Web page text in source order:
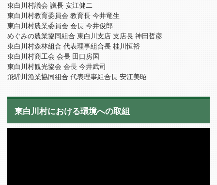
東白川村議会 議長 安江健二
東白川村教育委員会 教育長 今井竜生
東白川村農業委員会 会長 今井俊郎
めぐみの農業協同組合 東白川支店 支店長 神田哲彦
東白川村森林組合 代表理事組合長 桂川恒裕
東白川村商工会 会長 田口房国
東白川村観光協会 会長 今井武司
飛騨川漁業協同組合 代表理事組合長 安江美昭
東白川村における環境への取組